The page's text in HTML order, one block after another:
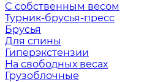
C собственным весом
Турник-брусья-пресс
Брусья
Для спины
Гиперэкстензии
На свободных весах
Грузоблочные